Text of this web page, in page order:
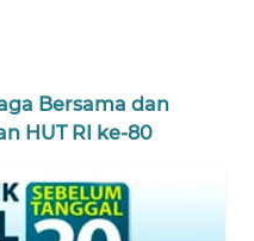
Bersama dan
HUT RI ke-80